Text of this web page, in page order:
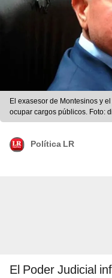
El exasesor de Montesinos y
ocupar cargos públicos. Foto:
Política LR
El Poder Judicial